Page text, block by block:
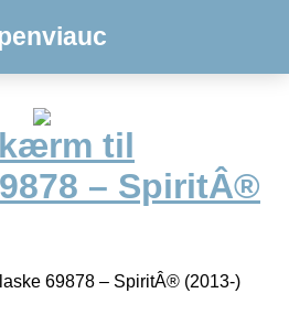
til
– SpiritÂ®
69878 – SpiritÂ® (2013-)